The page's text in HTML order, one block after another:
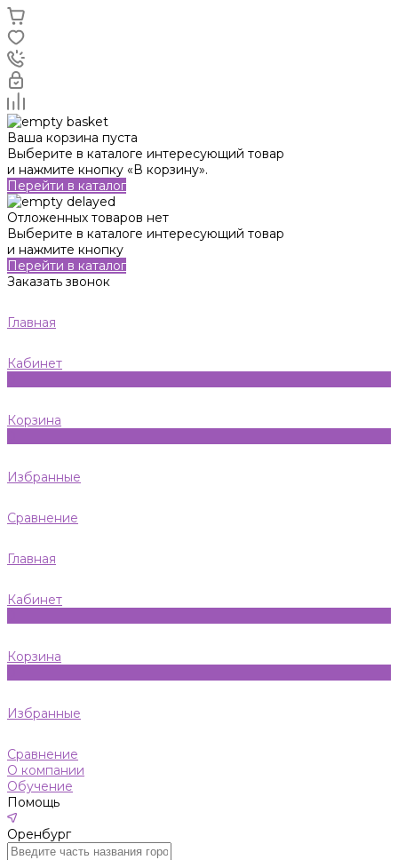
Ваша корзина пуста
Выберите в каталоге интересующий товар
и нажмите кнопку «В корзину».
Перейти в каталог
Отложенных товаров нет
Выберите в каталоге интересующий товар
и нажмите кнопку
Перейти в каталог
Заказать звонок
Главная
Кабинет
Корзина
Избранные
Сравнение
Главная
Кабинет
Корзина
Избранные
Сравнение
О компании
Обучение
Помощь
Оренбург